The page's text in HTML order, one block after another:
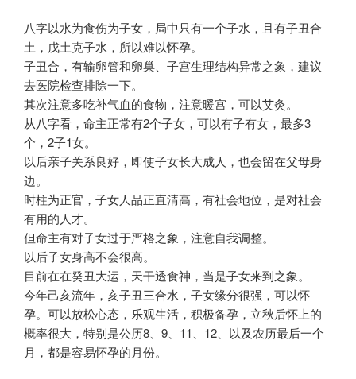
八字以水为食伤为子女，局中只有一个子水，且有子丑合
土，戊土克子水，所以难以怀孕。
子丑合，有输卵管和卵巢、子宫生理结构异常之象，建议
去医院检查排除一下。
其次注意多吃补气血的食物，注意暖宫，可以艾灸。
从八字看，命主正常有2个子女，可以有子有女，最多3
个，2子1女。
以后亲子关系良好，即使子女长大成人，也会留在父母身
边。
时柱为正官，子女人品正直清高，有社会地位，是对社会
有用的人才。
但命主有对子女过于严格之象，注意自我调整。
以后子女身高不会很高。
目前在在癸丑大运，天干透食神，当是子女来到之象。
今年己亥流年，亥子丑三合水，子女缘分很强，可以怀
孕。可以放松心态，乐观生活，积极备孕，立秋后怀上的
概率很大，特别是公历8、9、11、12、以及农历最后一个
月，都是容易怀孕的月份。